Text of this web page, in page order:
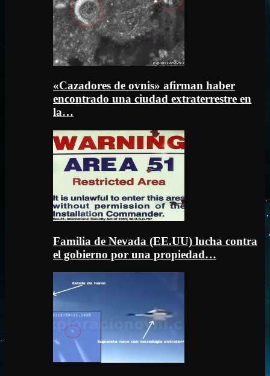
«Cazadores de ovnis» afirman haber
encontrado una ciudad extraterrestre en
la…
Familia de Nevada (EE.UU) lucha contra
el gobierno por una propiedad…